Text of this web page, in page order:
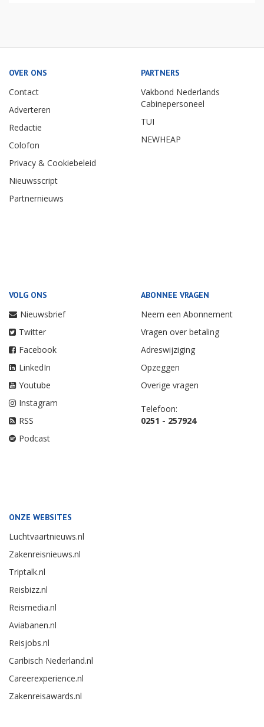
OVER ONS
Contact
Adverteren
Redactie
Colofon
Privacy & Cookiebeleid
Nieuwsscript
Partnernieuws
PARTNERS
Vakbond Nederlands
Cabinepersoneel
TUI
NEWHEAP
VOLG ONS
Nieuwsbrief
Twitter
Facebook
LinkedIn
Youtube
Instagram
RSS
Podcast
ABONNEE VRAGEN
Neem een Abonnement
Vragen over betaling
Adreswijziging
Opzeggen
Overige vragen
Telefoon:
0251 - 257924
ONZE WEBSITES
Luchtvaartnieuws.nl
Zakenreisnieuws.nl
Triptalk.nl
Reisbizz.nl
Reismedia.nl
Aviabanen.nl
Reisjobs.nl
Caribisch Nederland.nl
Careerexperience.nl
Zakenreisawards.nl